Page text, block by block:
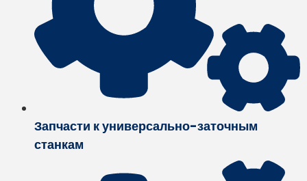
Запчасти к универсально-заточным
станкам